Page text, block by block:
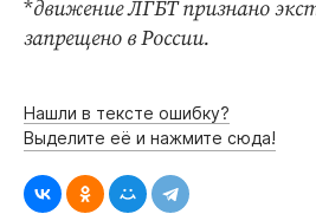
*движение ЛГБТ признано
запрещено в России.
Нашли в тексте ошибку?
Выделите её и нажмите сюда!